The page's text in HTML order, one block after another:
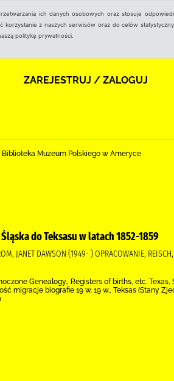
ich danych osobowych oraz stosuje
z naszych serwisów oraz do celów
politykę prywatności.
ZAREJESTRUJ / ZALOGUJ
Muzeum Polskiego w Ameryce
do Teksasu w latach 1852-1859
JANET DAWSON (1949- ) OPRACOWANIE,
Genealogy., Registers of births, etc.
migracje biografie 19 w. 19 w., Teksas (Stany